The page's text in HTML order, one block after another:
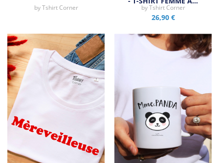
byTshirt Corner byTshirt Corner
26,90 €